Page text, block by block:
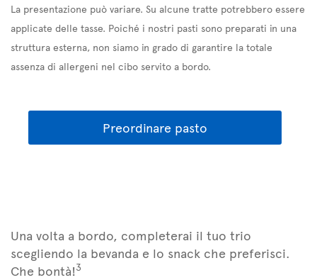
La presentazione può variare. Su alcune tratte potrebbero essere
applicate delle tasse. Poiché i nostri pasti sono preparati in una
struttura esterna, non siamo in grado di garantire la totale
assenza di allergeni nel cibo servito a bordo.
Preordinare pasto
Una volta a bordo, completerai il tuo trio
scegliendo la bevanda e lo snack che preferisci.
Che bontà!3